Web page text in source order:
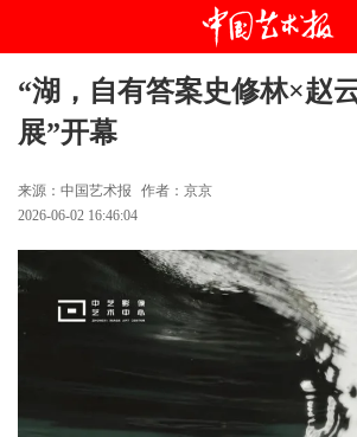
“湖，自有答案史修林×赵
展”开幕
来源：中国艺术报
作者：京京
2026-06-02 16:46:04